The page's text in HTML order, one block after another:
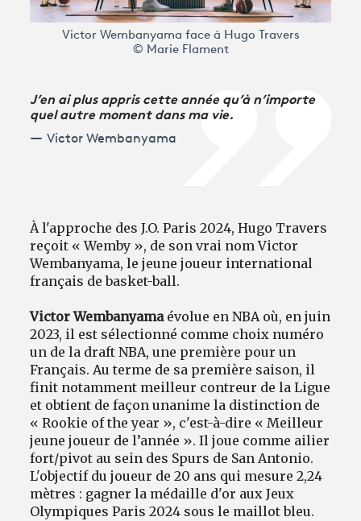
Victor Wembanyama face à Hugo Travers
© Marie Flament
J’en ai plus appris cette année qu’à n’importe
quel autre moment dans ma vie.
Victor Wembanyama
À l'approche des J.O. Paris 2024, Hugo Travers
reçoit « Wemby », de son vrai nom Victor
Wembanyama, le jeune joueur international
français de basket-ball.
Victor Wembanyamaévolue en NBA où, en juin
2023, il est sélectionné comme choix numéro
un de la draft NBA, une première pour un
Français. Au terme de sa première saison, il
finit notamment meilleur contreur de la Ligue
et obtient de façon unanime la distinction de
« Rookie of the year », c'est-à-dire « Meilleur
jeune joueur de l’année ». Il joue comme ailier
fort/pivot au sein des Spurs de San Antonio.
L'objectif du joueur de 20 ans qui mesure 2,24
mètres : gagner la médaille d'or aux Jeux
Olympiques Paris 2024 sous le maillot bleu.